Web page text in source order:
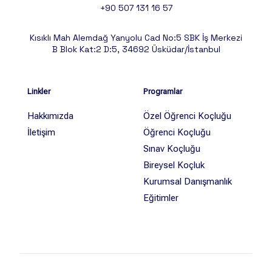
+90 507 131 16 57
Kısıklı Mah Alemdağ Yanyolu Cad No:5 SBK İş Merkezi
B Blok Kat:2 D:5, 34692 Üsküdar/İstanbul
Linkler
Hakkımızda
İletişim
Programlar
Özel Öğrenci Koçluğu
Öğrenci Koçluğu
Sınav Koçluğu
Bireysel Koçluk
Kurumsal Danışmanlık
Eğitimler